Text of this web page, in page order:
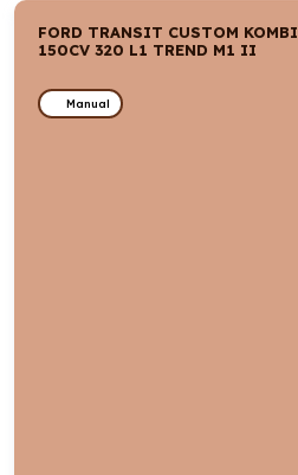
FORD TRANSIT CUSTOM
150CV 320 L1 TREND M1 II
Manual